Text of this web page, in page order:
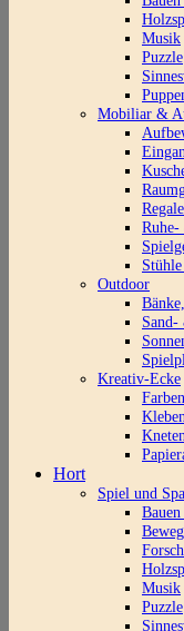
Musik
Puzzle
Mobiliar &
Outdoor
Sand-
Kreativ-Ecke
Hort
Spiel und
Musik
Puzzle